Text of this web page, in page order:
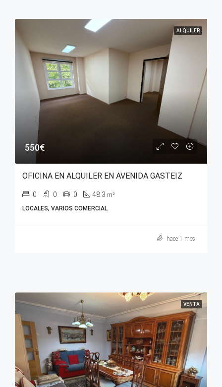
ALQUILER
550€
OFICINA EN ALQUILER EN AVENIDA GASTEIZ
0 0 0 48.3 m²
LOCALES, VARIOS COMERCIAL
hace 1 mes
VENTA